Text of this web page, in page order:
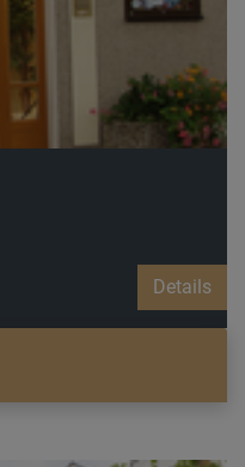
Details